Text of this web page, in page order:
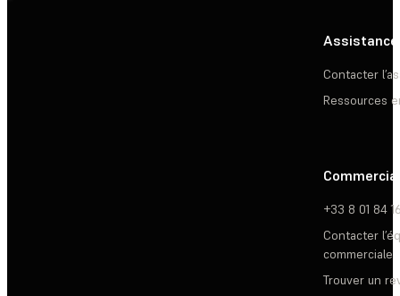
Assistance
Contacter
Ressources
Commercial
+33 8 01 84
Contacter
commerciale
Trouver un